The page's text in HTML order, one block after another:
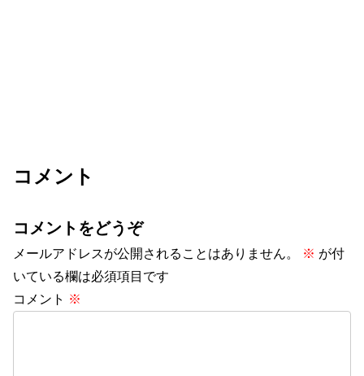
コメント
コメントをどうぞ
メールアドレスが公開されることはありません。 ※ が付
いている欄は必須項目です
コメント ※